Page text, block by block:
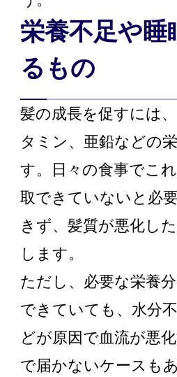
栄養不足や睡
るもの
髪の成長を促すには
タミン、亜鉛などの
す。日々の食事でこ
取できていないと必
きず、髪質が悪化し
します。
ただし、必要な栄養
できていても、水分
どが原因で血流が悪
で届かないケースも